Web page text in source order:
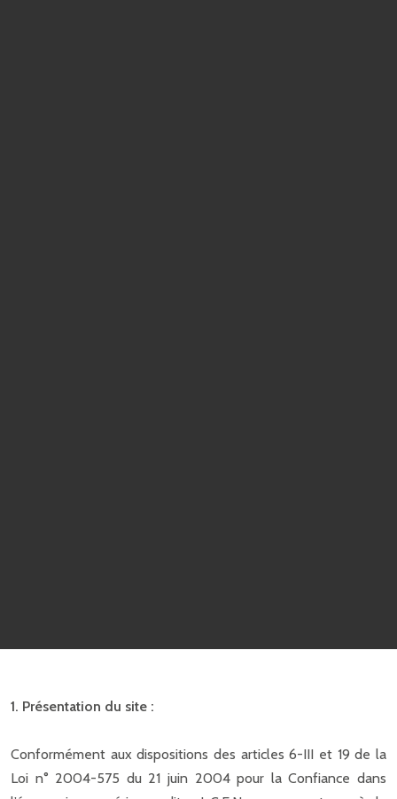
1. Présentation du site :
Conformément aux dispositions des articles 6-III et 19 de la
Loi n° 2004-575 du 21 juin 2004 pour la Confiance dans